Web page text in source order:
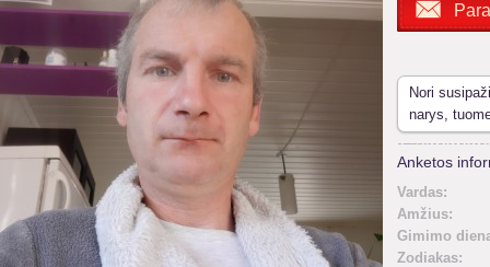
Nori
narys,
Anketos
Vardas:
Amžius:
Gimimo
Zodiakas: